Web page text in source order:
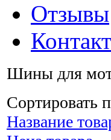
Отзывы
Шины для
Сортировать
Название